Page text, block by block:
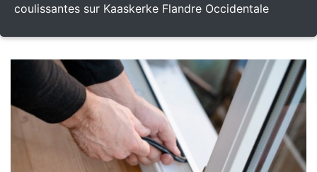
coulissantes sur Kaaskerke Flandre Occidentale